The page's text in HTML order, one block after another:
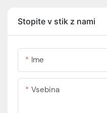
Stopite v stik z nami
Ime
Vsebina